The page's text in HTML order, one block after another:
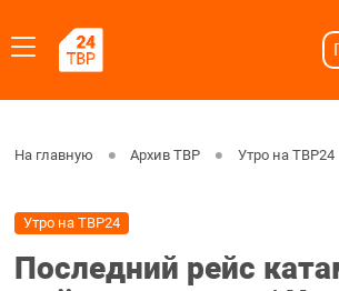
На главную Архив ТВР Утро на ТВР24
Утро на ТВР24
Последний рейс